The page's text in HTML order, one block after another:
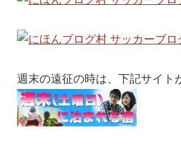
週末の遠征の時は、下記サイト